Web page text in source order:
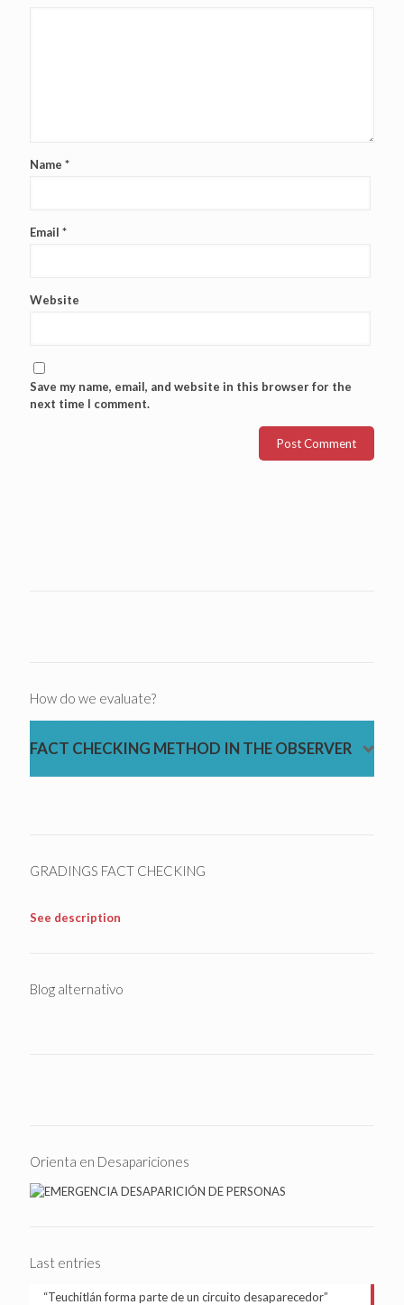
Name *
Email *
Website
Save my name, email, and website in this browser for the
next time I comment.
How do we evaluate?
FACT CHECKING METHOD IN THE OBSERVER
GRADINGS FACT CHECKING
See description
Blog alternativo
Orienta en Desapariciones
Last entries
“Teuchitlán forma parte de un circuito desaparecedor”